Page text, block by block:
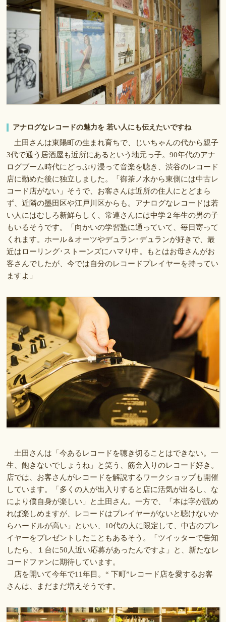
アナログなレコードの魅力を 若い人にも伝えたいですね
土田さんは東陽町の生まれ育ちで、じいちゃんの代から親子
3代で通う居酒屋も近所にあるという地元っ子。90年代のアナ
ログブーム時代にどっぷり浸って音楽を聴き、渋谷のレコード
店に勤めた後に独立しました。「御茶ノ水から東側には中古レ
コード店がない」そうで、お客さんは近所の住人にとどまら
ず、近隣の墨田区や江戸川区からも。アナログなレコードは若
い人にはむしろ新鮮らしく、常連さんには中学２年生の男の子
もいるそうです。「向かいの学習塾に通っていて、毎日寄って
くれます。ホール＆オーツやデュラン･デュランが好きで、最
近はローリング･ストーンズにハマり中。もとはお母さんがお
客さんでしたが、今では自分のレコードプレイヤーを持ってい
ますよ」
土田さんは「今あるレコードを聴き切ることはできない。一
生、飽きないでしょうね」と笑う、筋金入りのレコード好き。
店では、お客さんがレコードを解説するワークショップも開催
しています。「多くの人が出入りすると店に活気が出るし、な
により僕自身が楽しい」と土田さん。一方で、「本は字が読め
れば楽しめますが、レコードはプレイヤーがないと聴けないか
らハードルが高い」といい、10代の人に限定して、中古のプレ
イヤーをプレゼントしたこともあるそう。「ツイッターで告知
したら、１台に50人近い応募があったんですよ」と、新たなレ
コードファンに期待しています。
店を開いて今年で11年目。“ 下町”レコード店を愛するお客
さんは、まだまだ増えそうです。